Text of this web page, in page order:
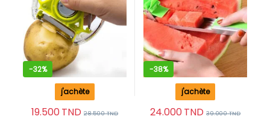
-32%
19.500TND 28.500TND
j'achète
-38%
24.000TND 39.000TND
j'achète